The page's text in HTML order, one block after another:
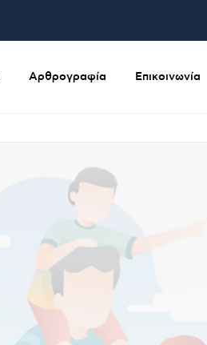
Αρθρογραφία Επικοινωνία